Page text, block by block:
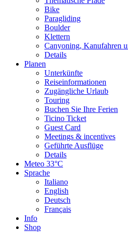
Bike
Paragliding
Boulder
Klettern
Canyoning, Kanufahren
Details
Planen
Unterkünfte
Reiseinformationen
Zugängliche Urlaub
Touring
Buchen Sie Ihre Ferien
Ticino Ticket
Guest Card
Meetings & incentives
Geführte Ausflüge
Details
Meteo 33°C
Sprache
Italiano
English
Deutsch
Français
Info
Shop